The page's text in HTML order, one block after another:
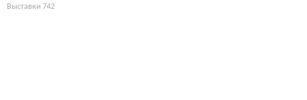
Выставки 742